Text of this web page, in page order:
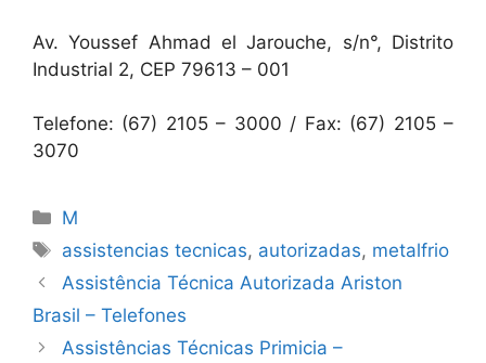
Av. Youssef Ahmad el Jarouche, s/n°, Distrito
Industrial 2, CEP 79613 – 001
Telefone: (67) 2105 – 3000 / Fax: (67) 2105 –
3070
Categorias
M
Tags
assistencias tecnicas, autorizadas, metalfrio
Assistência Técnica Autorizada Ariston
Brasil – Telefones
Assistências Técnicas Primicia –